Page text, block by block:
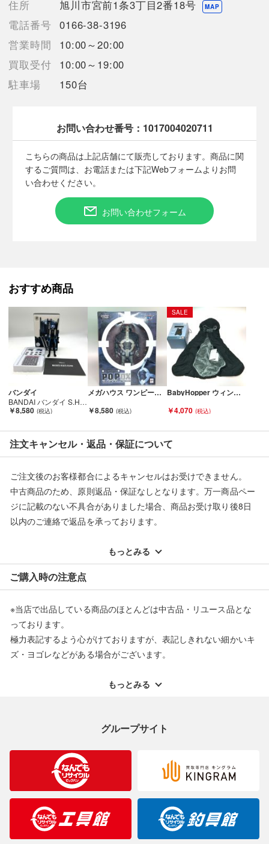
【詳細備考】
買取品の為、使用状況は不明ですがミニカー本体の状態は良いか
と思います
外箱、内箱にキズ、スレ、汚れ、割れ、凹み等あり
ョップと併売を行なっておりますが、タイミングによりシステム
の反映が間に合わず欠品となってしまう場合がございます。
売切れの場合は、ご購入をキャンセルさせていただく場合がござ
います。】
■状態等は画像をご確認・ご参照下さい。
行なっております。
評価ご不要のお客様は、ご落札・ご購入をお控えください。
■弊社（株式会社オカモト）を装った偽装サイトにご注意くださ
い■
弊社（株式会社オカモト）の商品画像や文章を無断盗用した『偽
装サイト』を確認しておりますが、
当店とは一切関係がございませんのでご注意ください。
住所 旭川市宮前1条3丁目2番18号 MAP
電話番号 0166-38-3196
営業時間
10:00～20:00
買取受付
10:00～19:00
駐車場
150台
お問い合わせ番号： 1017004020711
こちらの商品は上記店舗にて販売しております。商品に関
するご質問は、お電話または下記Webフォームよりお問
い合わせください。
お問い合わせフォーム
おすすめ商品
バンダイ
BANDAI バンダイ S.H.Figuarts 仮面ライダーディエンド 真骨彫製法 開封品 本体用ブリスター欠品 Aランク
￥8,580
メガハウス ワンピース フィギュア P.O.P DX バーソロミュー・くま 純正台座欠品 持ち手・聖書パーツに接着跡有 Cランク
￥8,580
SALE
BabyHopper ウィンターカバー グレー マルチプル防寒ケープ タグ付 未使用品 Sランク
￥4,070
注文キャンセル・返品・保証について
ご注文後のお客様都合によるキャンセルはお受けできません。
中古商品のため、原則返品・保証なしとなります。万一商品ペー
ジに記載のない不具合がありました場合、商品お受け取り後8日
以内のご連絡で返品を承っております。
配送料ともに当社負担で対応いたします。
※オンラインストアで購入頂いた商品は、店頭での返品はお受け
できません。また、商品の修理及び交換に関しては承ることがで
返品・交換について
もっとみる
ご購入時の注意点
※当店で出品している商品のほとんどは中古品・リユース品とな
っております。
極力表記するよう心がけておりますが、表記しきれない細かいキ
ズ・ヨゴレなどがある場合がございます。
ご理解くださいますようお願い申し上げます。
合がございますのでご了承ください。
※表記したカラー名は、当社が判断した名称を掲載しています。
製造元が定めたカラー名と異なることもあります。色調などご不
明なことがありましたらご購入前にお問い合わせください。
商品について
もっとみる
グループサイト